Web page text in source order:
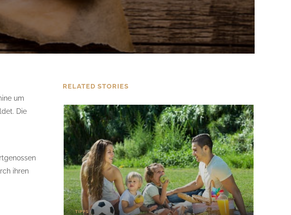
um
Die
ihren
RELATED STORIES
TIPPS